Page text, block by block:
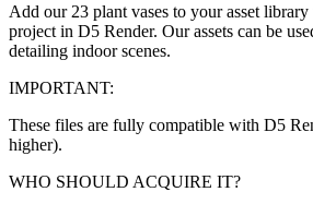
Add our 23 plant vases to your asset
project in D5 Render. Our assets can be
detailing indoor scenes.
IMPORTANT:
These files are fully compatible with D5
higher).
WHO SHOULD ACQUIRE IT?